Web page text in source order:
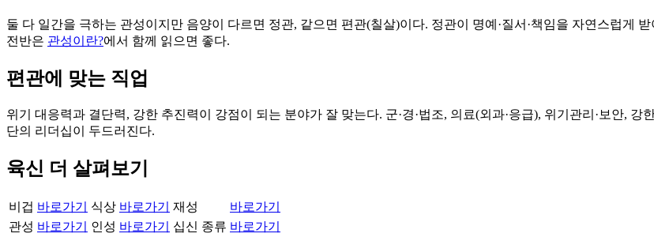
둘 다 일간을 극하는 관성이지만 음양이 다르면 정관, 같으면 편관(칠살)이다. 정관이 명예·질서·책임을 자연스럽게
전반은 관성이란?에서 함께 읽으면 좋다.
편관에 맞는 직업
위기 대응력과 결단력, 강한 추진력이 강점이 되는 분야가 잘 맞는다. 군·경·법조, 의료(외과·응급), 위기관리·보안, 강
단의 리더십이 두드러진다.
육신 더 살펴보기
비겁 바로가기 식상 바로가기 재성
바로가기
관성 바로가기 인성 바로가기 십신 종류 바로가기